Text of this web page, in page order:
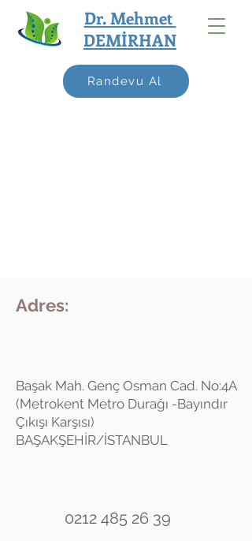
Dr. Mehmet
DEMİRHAN
Randevu Al
Adres:
Başak Mah. Genç Osman Cad. No:4A
(Metrokent Metro Durağı -Bayındır
Çıkışı Karşısı)
BAŞAKŞEHİR/İSTANBUL
0212 485 26 39